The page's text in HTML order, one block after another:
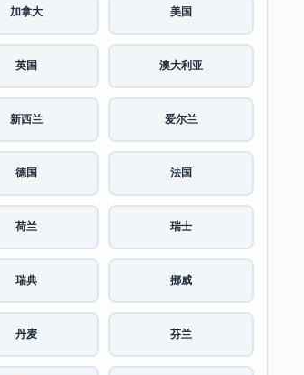
加拿大 美国
英国 澳大利亚
新西兰 爱尔兰
德国 法国
荷兰 瑞士
瑞典 挪威
丹麦 芬兰